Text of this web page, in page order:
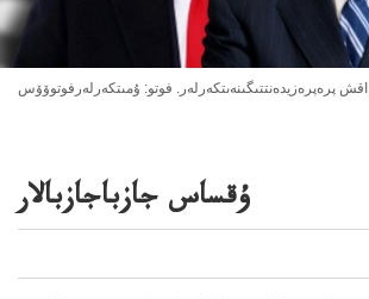
اقش پرەپرەزيدەنتتىگىنەىتكەرلەر. فوتو: ۇمىتكەرلەرفوتوۆۆس
ۇقساس جازباجازبالار